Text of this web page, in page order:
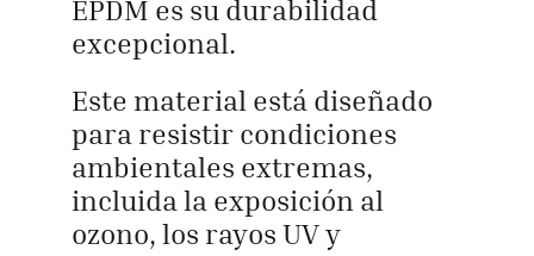
EPDM es su durabilidad
excepcional.
Este material está diseñado
para resistir condiciones
ambientales extremas,
incluida la exposición al
ozono, los rayos UV y